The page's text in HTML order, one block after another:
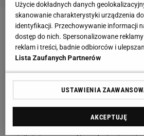
Zobacz wideoEsportowe
najważniejsze pojęcia w League of
Strzelec mistrzów Europy opuści
MAD Lions zagrają w play-offach
zadanie, bowiem Koreańczycy
Użycie dokładnych danych
skanowanie charakterystyki urządzenia
identyfikacji. Przechowywanie informacji
dostęp do nich. Spersonalizowane
reklam i treści, badnie odbiorców i
Lista Zaufanych Partnerów
USTAWIENIA
AKCEPTUJĘ